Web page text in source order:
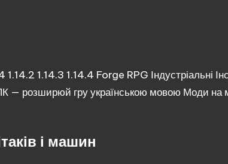
1.14.2 1.14.3 1.14.4 Forge RPG Індустріальні
— розширюй гру українською мовою Моди на
і машин